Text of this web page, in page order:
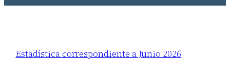
Estadística correspondiente a Junio 2026